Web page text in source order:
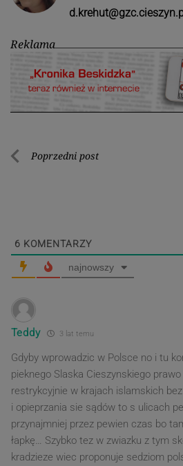
Reklama
Nawigacja
Poprzedni post
6 KOMENTARZY
najnowszy
Teddy 3 lat temu
Gdyby wprowadzic w Polsce no i tu
pieknego Slaska Cieszynskiego
restrykcyjnie w krajach islamskich
i opieprzania sie sądów to s ulicach
przynajmniej przez pewien czas bo
łapkę… Szybko tez w zwiazku z tym
kradzieze wiec proponuje sedziom